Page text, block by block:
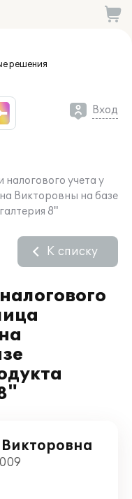
решения
Вход
налогового учета у
Викторовны на базе
8"
К списку